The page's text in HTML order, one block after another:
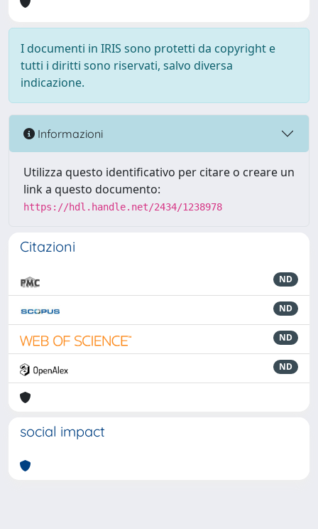
I documenti in IRIS sono protetti da copyright e
tutti i diritti sono riservati, salvo diversa
indicazione.
Informazioni
Utilizza questo identificativo per citare o creare un
link a questo documento:
https://hdl.handle.net/2434/1238978
Citazioni
ND
ND
ND
ND
social impact